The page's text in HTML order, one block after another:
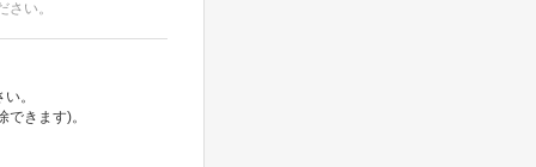
い。
。
きます)。